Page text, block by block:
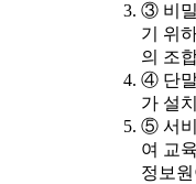
③ 비밀
기 위
의 조
④ 단말
가 설
⑤ 서비
여 교
정보